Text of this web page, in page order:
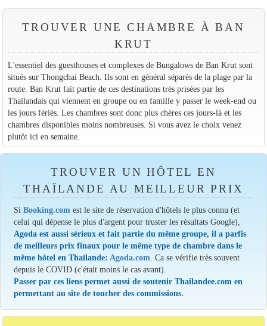
TROUVER UNE CHAMBRE À BAN
KRUT
L'essentiel des guesthouses et complexes de Bungalows de Ban Krut sont
situés sur Thongchai Beach. Ils sont en général séparés de la plage par la
route. Ban Krut fait partie de ces destinations très prisées par les
Thaïlandais qui viennent en groupe ou en famille y passer le week-end ou
les jours fériés. Les chambres sont donc plus chères ces jours-là et les
chambres disponibles moins nombreuses. Si vous avez le choix venez
plutôt ici en semaine.
TROUVER UN HÔTEL EN
THAÏLANDE AU MEILLEUR PRIX
SiBooking.com est le site de réservation d'hôtels le plus connu (et
celui qui dépense le plus d'argent pour truster les résultats Google),
Agoda est aussi sérieux et fait partie du même groupe, il a parfis
de meilleurs prix finaux pour le même type de chambre dans le
même hôtel en Thaïlande: Agoda.com . Ca se vérifie très souvent
depuis le COVID (c'était moins le cas avant).
Passer par ces liens permet aussi de soutenir Thailandee.com en
permettant au site de toucher des commissions.